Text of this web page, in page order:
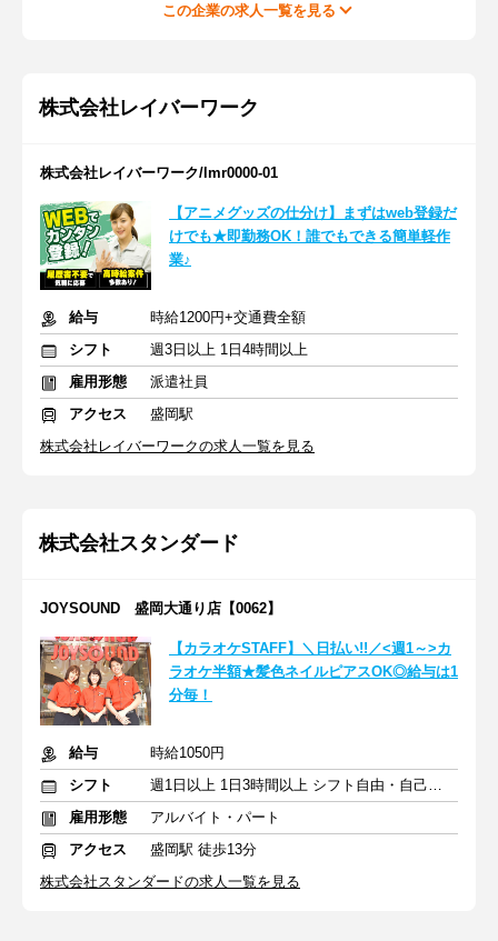
この企業の求人一覧を見る
株式会社レイバーワーク
株式会社レイバーワーク/lmr0000-01
【アニメグッズの仕分け】まずはweb登録だ
けでも★即勤務OK！誰でもできる簡単軽作
業♪
給与
時給1200円+交通費全額
シフト
週3日以上 1日4時間以上
雇用形態
派遣社員
アクセス
盛岡駅
株式会社レイバーワークの求人一覧を見る
株式会社スタンダード
JOYSOUND 盛岡大通り店【0062】
【カラオケSTAFF】＼日払い!!／<週1～>カ
ラオケ半額★髪色ネイルピアスOK◎給与は1
分毎！
給与
時給1050円
シフト
週1日以上 1日3時間以上 シフト自由・自己申告
雇用形態
アルバイト・パート
アクセス
盛岡駅 徒歩13分
株式会社スタンダードの求人一覧を見る